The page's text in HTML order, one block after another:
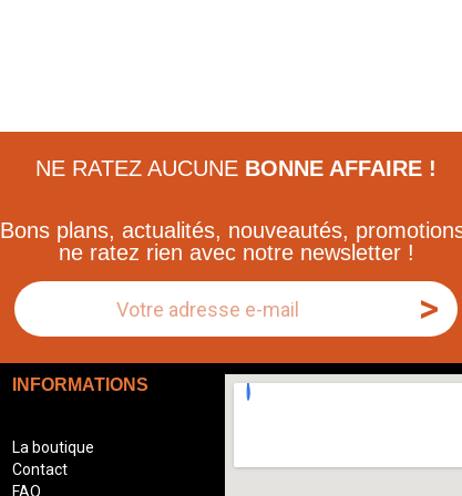
NE RATEZ AUCUNE BONNE AFFAIRE !
Bons plans, actualités, nouveautés,
ne ratez rien avec notre newsletter !
>
INFORMATIONS
La boutique
Contact
FAQ